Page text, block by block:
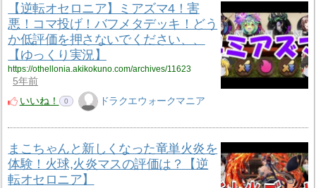
【逆転オセロニア】ミアズマ4！害
悪！コマ投げ！バフメタデッキ！どう
か低評価を押さないでください、、
【ゆっくり実況】
https://othellonia.akikokuno.com/archives/11623
5年前
いいね！
0 ドラクエウォークマニア
まこちゃんと新しくなった竜単火炎を
体験！火球,火炎マスの評価は？【逆
転オセロニア】